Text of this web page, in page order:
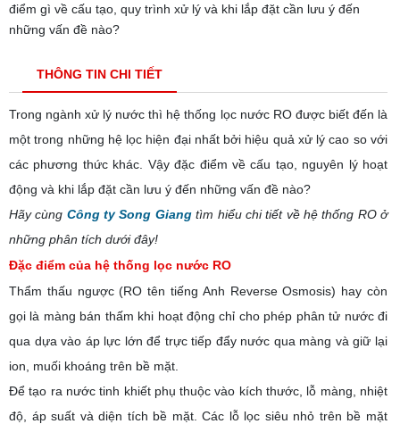
điểm gì về cấu tạo, quy trình xử lý và khi lắp đặt cần lưu ý đến
những vấn đề nào?
THÔNG TIN CHI TIẾT
Trong ngành xử lý nước thì hệ thống lọc nước RO được biết đến là
một trong những hệ lọc hiện đại nhất bởi hiệu quả xử lý cao so với
các phương thức khác. Vậy đặc điểm về cấu tạo, nguyên lý hoạt
động và khi lắp đặt cần lưu ý đến những vấn đề nào?
Hãy cùng Công ty Song Giangtìm hiểu chi tiết về hệ thống RO ở
những phân tích dưới đây!
Đặc điểm của hệ thống lọc nước RO
Thẩm thấu ngược (RO tên tiếng Anh Reverse Osmosis) hay còn
gọi là màng bán thấm khi hoạt động chỉ cho phép phân tử nước đi
qua dựa vào áp lực lớn để trực tiếp đẩy nước qua màng và giữ lại
ion, muối khoáng trên bề mặt.
Để tạo ra nước tinh khiết phụ thuộc vào kích thước, lỗ màng, nhiệt
độ, áp suất và diện tích bề mặt. Các lỗ lọc siêu nhỏ trên bề mặt